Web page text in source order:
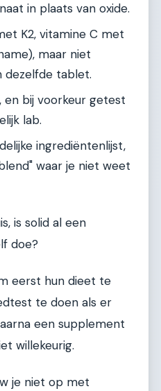
in plaats van oxide.
K2, vitamine C met
maar niet
dezelfde tablet.
en bij voorkeur getest
lab.
ingrediëntenlijst,
waar je niet weet
is solid al een
doe?
eerst hun dieet te
te doen als er
een supplement
willekeurig.
je niet op met